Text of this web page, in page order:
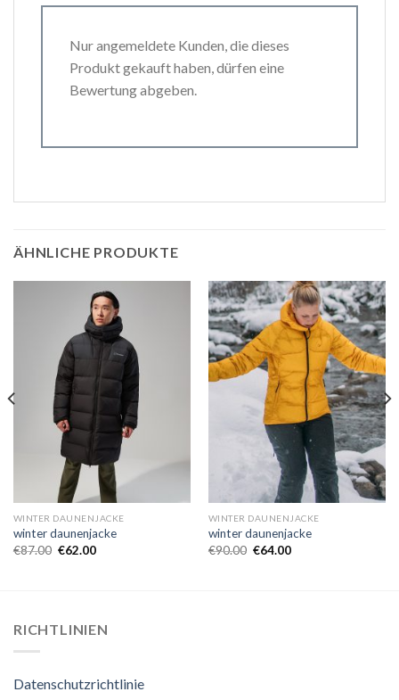
Nur angemeldete Kunden, die dieses
Produkt gekauft haben, dürfen eine
Bewertung abgeben.
ÄHNLICHE PRODUKTE
WINTER DAUNENJACKE
winter daunenjacke
€87.00 €62.00
WINTER DAUNENJACKE
winter daunenjacke
€90.00 €64.00
RICHTLINIEN
Datenschutzrichtlinie